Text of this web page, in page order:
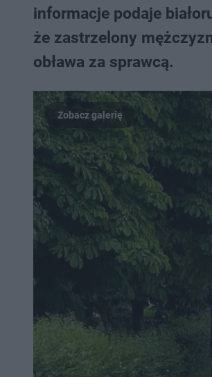
informacje podaje
że zastrzelony
obława za sprawcą.